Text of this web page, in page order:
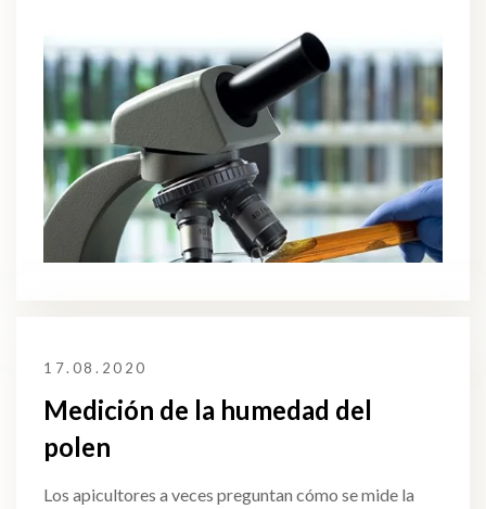
17.08.2020
Medición de la humedad del
polen
Los apicultores a veces preguntan cómo se mide la